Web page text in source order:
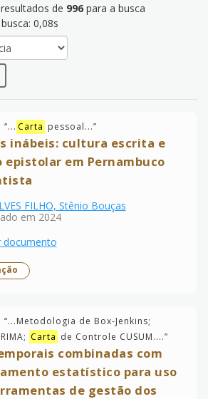
resultados de 996 para a busca
0,08s
“... Carta pessoal...”
inábeis: cultura escrita e
epistolar em Pernambuco
FILHO, Stênio Bouças
em 2024
documento
“...Metodologia de Box-Jenkins;
Carta de Controle CUSUM....”
combinadas com
estatístico para uso
de gestão dos